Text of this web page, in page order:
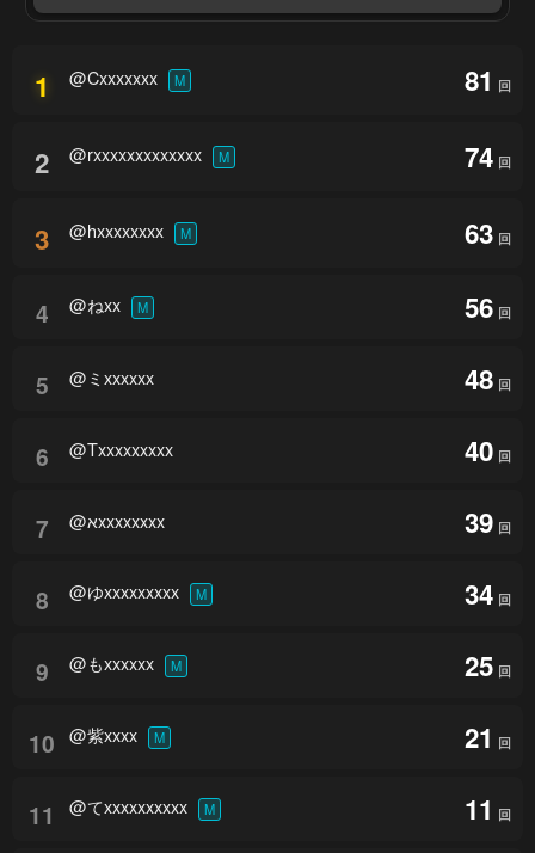
1 @Cxxxxxxx M 81 回
2 @rxxxxxxxxxxxxx M 74 回
3 @hxxxxxxxx M 63 回
4 @ねxx M 56 回
5 @ミxxxxxx 48 回
6 @Txxxxxxxxx 40 回
7 @אxxxxxxxx 39 回
8 @ゆxxxxxxxxx M 34 回
9 @もxxxxxx M 25 回
10 @紫xxxx M 21 回
11 @てxxxxxxxxxx M 11 回